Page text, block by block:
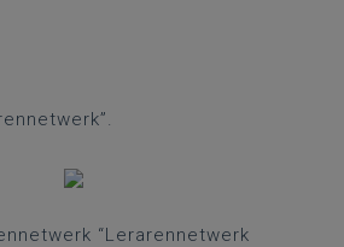
“Lerarennetwerk